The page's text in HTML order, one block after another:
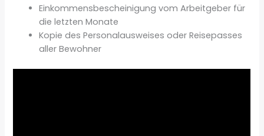
Einkommensbescheinigung vom Arbeitgeber für
die letzten Monate
Kopie des Personalausweises oder Reisepasses
aller Bewohner